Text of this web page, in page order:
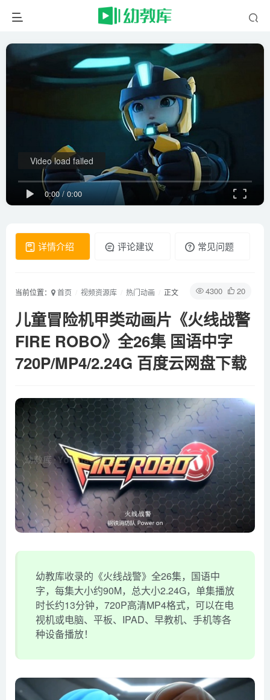
0:00/ 0:00
Video load failed
详情介绍 评论建议 常见问题
4300 20
当前位置： 首页 视频资源库 热门动画 正文
儿童冒险机甲类动画片《火线战警
FIRE ROBO》全26集 国语中字
720P/MP4/2.24G 百度云网盘下载
幼教库收录的《火线战警》全26集，国语中
字，每集大小约90M，总大小2.24G，单集播放
时长约13分钟，720P高清MP4格式，可以在电
视机或电脑、平板、IPAD、早教机、手机等各
种设备播放！